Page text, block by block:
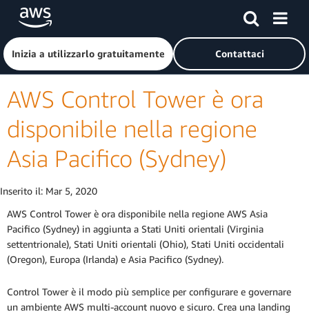
Passa al contenuto principale
Fai clic qui per tornare alla home page di Amazon Web
Inizia a utilizzarlo gratuitamente Contattaci
AWS Control Tower è ora
disponibile nella regione
Asia Pacifico (Sydney)
Inserito il: Mar 5, 2020
AWS Control Tower è ora disponibile nella regione AWS Asia
Pacifico (Sydney) in aggiunta a Stati Uniti orientali (Virginia
settentrionale), Stati Uniti orientali (Ohio), Stati Uniti occidentali
(Oregon), Europa (Irlanda) e Asia Pacifico (Sydney).
Control Tower è il modo più semplice per configurare e governare
un ambiente AWS multi-account nuovo e sicuro. Crea una landing